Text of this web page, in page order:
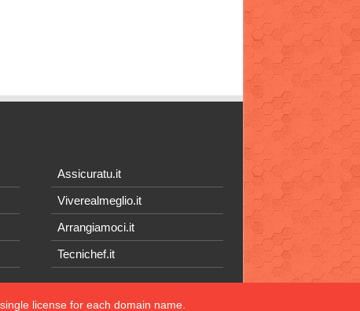
Assicuratu.it
Viverealmeglio.it
Arrangiamoci.it
Tecnichef.it
license for each domain name.